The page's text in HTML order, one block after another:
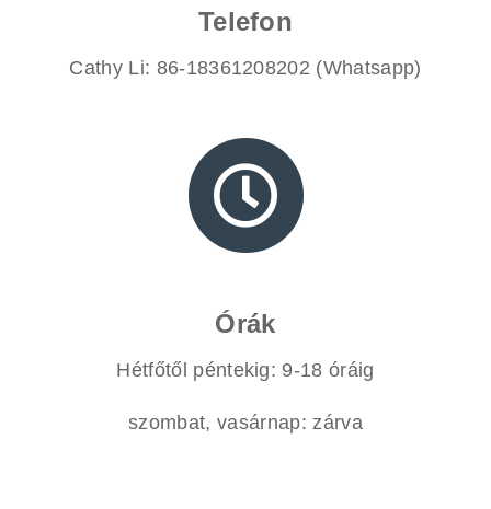
Telefon
Cathy Li: 86-18361208202 (Whatsapp)
Órák
Hétfőtől péntekig: 9-18 óráig
szombat, vasárnap: zárva